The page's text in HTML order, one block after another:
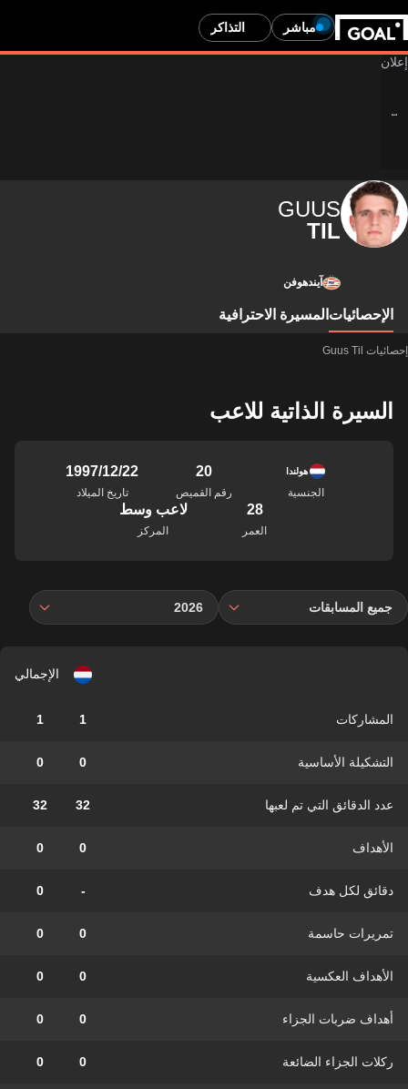
مباشر التذاكر
GUUS
TIL
آيندهوفن
الإحصائيات المسيرة الاحترافية
إحصائيات Guus Til
السيرة الذاتية للاعب
هولندا
الجنسية
20
رقم القميص
22‏/12‏/1997
تاريخ الميلاد
28
العمر
لاعب وسط
المركز
جميع المسابقات 2026
الإجمالي
المشاركات 1
1
التشكيلة الأساسية 0
0
عدد الدقائق التي تم لعبها 32
32
الأهداف 0
0
دقائق لكل هدف -
0
تمريرات حاسمة 0
0
الأهداف العكسية 0
0
أهداف ضربات الجزاء 0
0
ركلات الجزاء الضائعة 0
0